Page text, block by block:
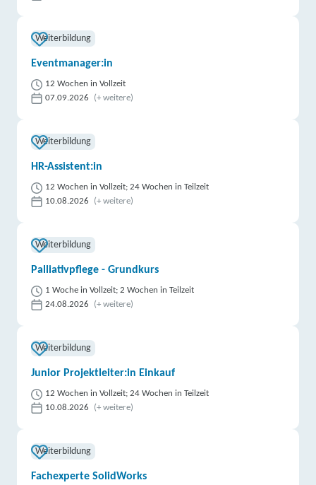
Weiterbildung
Eventmanager:in
12 Wochen in Vollzeit
07.09.2026
(+ weitere)
Weiterbildung
HR-Assistent:in
12 Wochen in Vollzeit; 24 Wochen in Teilzeit
10.08.2026
(+ weitere)
Weiterbildung
Palliativpflege - Grundkurs
1 Woche in Vollzeit; 2 Wochen in Teilzeit
24.08.2026
(+ weitere)
Weiterbildung
Junior Projektleiter:in Einkauf
12 Wochen in Vollzeit; 24 Wochen in Teilzeit
10.08.2026
(+ weitere)
Weiterbildung
Fachexperte SolidWorks